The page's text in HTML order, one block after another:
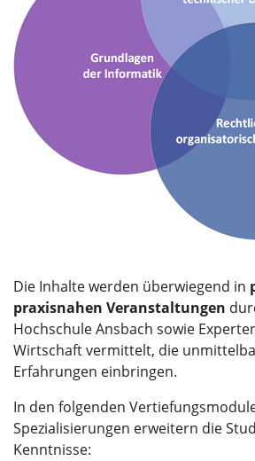
Die Inhalte werden überwiegend in
praxisnahen Veranstaltungen
Hochschule Ansbach sowie
Wirtschaft vermittelt, die
Erfahrungen einbringen.
In den folgenden
Spezialisierungen erweitern die
Kenntnisse: